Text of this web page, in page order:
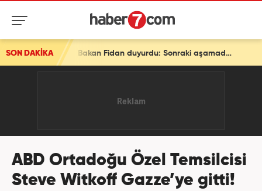
SON DAKİKA Son dakika: Ve bir ülke daha ittifaka katılıyor! Bakan Fidan duyurdu: Sonraki aşamada...
ABD Ortadoğu Özel Temsilcisi
Steve Witkoff Gazze’ye gitti!